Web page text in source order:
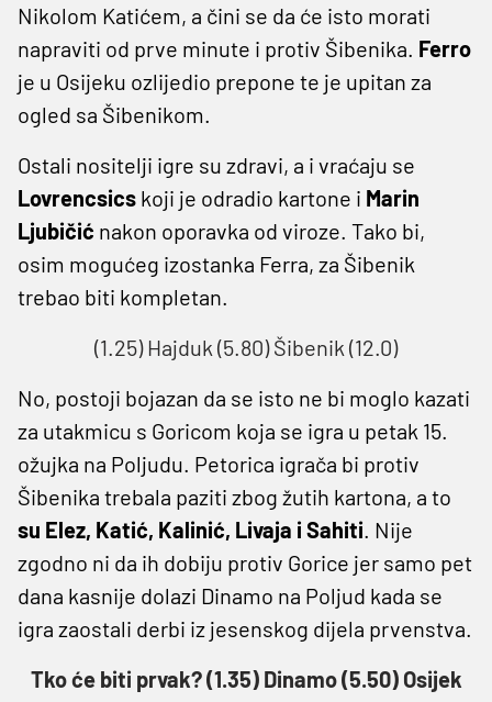
Nikolom Katićem, a čini se da će isto morati
napraviti od prve minute i protiv Šibenika. Ferro
je u Osijeku ozlijedio prepone te je upitan za
ogled sa Šibenikom.
Ostali nositelji igre su zdravi, a i vraćaju se
Lovrencsics koji je odradio kartone i Marin
Ljubičić nakon oporavka od viroze. Tako bi,
osim mogućeg izostanka Ferra, za Šibenik
trebao biti kompletan.
(1.25) Hajduk (5.80) Šibenik (12.0)
No, postoji bojazan da se isto ne bi moglo kazati
za utakmicu s Goricom koja se igra u petak 15.
ožujka na Poljudu. Petorica igrača bi protiv
Šibenika trebala paziti zbog žutih kartona, a to
su Elez, Katić, Kalinić, Livaja i Sahiti. Nije
zgodno ni da ih dobiju protiv Gorice jer samo pet
dana kasnije dolazi Dinamo na Poljud kada se
igra zaostali derbi iz jesenskog dijela prvenstva.
Tko će biti prvak? (1.35) Dinamo (5.50) Osijek